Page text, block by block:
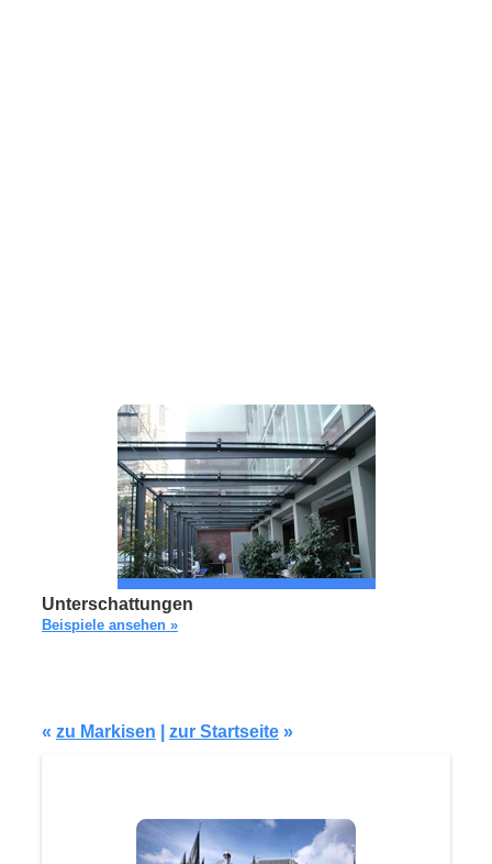
Unterschattungen
Beispiele ansehen »
« zu Markisen zur Startseite»